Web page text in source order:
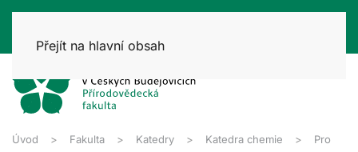
Přejít na hlavní obsah
Úvod Fakulta Katedry Katedra chemie Pro